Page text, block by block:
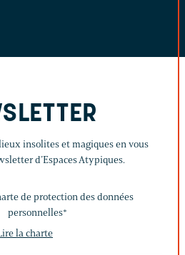
insolites et magiques en vous
d’Espaces Atypiques.
de protection des données
personnelles*
la charte